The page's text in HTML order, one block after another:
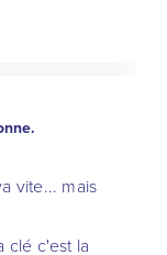
pour
vite... mais
clé c'est la